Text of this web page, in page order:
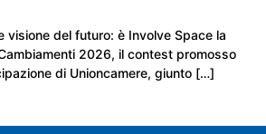
visione del futuro: è Involve Space la
2026, il contest promosso
di Unioncamere, giunto […]